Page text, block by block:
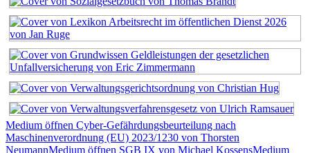
Medium öffnen Cyber-Gefährdungsbeurteilung nach
Maschinenverordnung (EU) 2023/1230 von Thorsten
NeumannMedium öffnen SGB IX von Michael KossensMedium